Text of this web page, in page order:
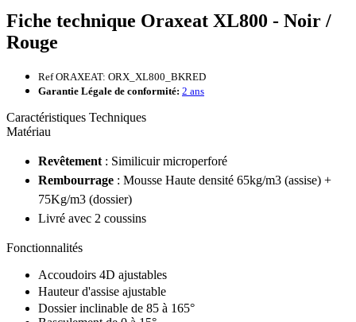
Fiche technique Oraxeat XL800 - Noir /
Rouge
Ref ORAXEAT: ORX_XL800_BKRED
Garantie Légale de conformité: 2 ans
Caractéristiques Techniques
Matériau
Revêtement : Similicuir microperforé
Rembourrage : Mousse Haute densité 65kg/m3 (assise) +
75Kg/m3 (dossier)
Livré avec 2 coussins
Fonctionnalités
Accoudoirs 4D ajustables
Hauteur d'assise ajustable
Dossier inclinable de 85 à 165°